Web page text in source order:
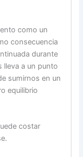
como un
consecuencia
durante
lleva a un punto
sumirnos en un
equilibrio
costar